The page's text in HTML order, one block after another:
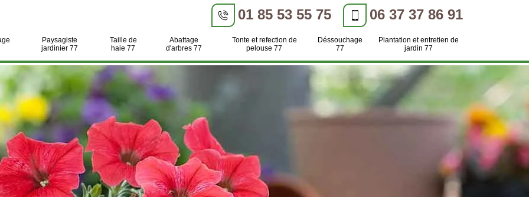
01 85 53 55 75 06 37 37 86 91
Paysagiste
jardinier 77
Taille de
haie 77
Abattage
d'arbres 77
Tonte et refection de
pelouse 77
Déssouchage
77
Plantation et entretien de
jardin 77